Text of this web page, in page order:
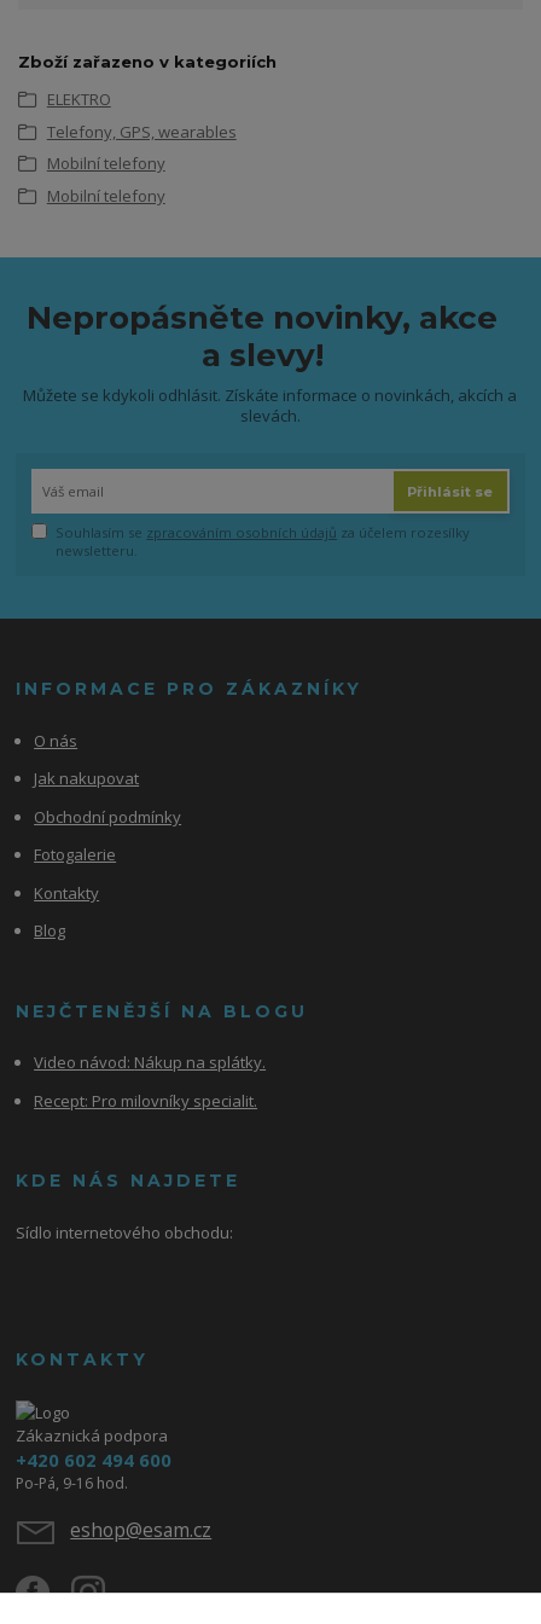
Zboží zařazeno v kategoriích
ELEKTRO
Telefony, GPS, wearables
Mobilní telefony
Mobilní telefony
Nepropásněte novinky, akce
a slevy!
Můžete se kdykoli odhlásit. Získáte informace o novinkách, akcích a
slevách.
Přihlásit se
Souhlasím se zpracováním osobních údajů za účelem rozesílky
newsletteru.
INFORMACE PRO ZÁKAZNÍKY
O nás
Jak nakupovat
Obchodní podmínky
Fotogalerie
Kontakty
Blog
NEJČTENĚJŠÍ NA BLOGU
Video návod: Nákup na splátky.
Recept: Pro milovníky specialit.
KDE NÁS NAJDETE
Sídlo internetového obchodu:
KONTAKTY
Zákaznická podpora
+420 602 494 600
Po-Pá, 9-16 hod.
eshop@esam.cz